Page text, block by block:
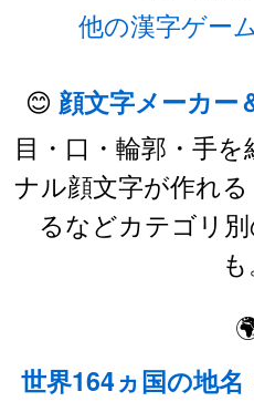
他の漢字ゲー
😊 顔文字メーカー
目・口・輪郭・手
ナル顔文字が作れ
るなどカテゴリ
も
世界164ヵ国の地